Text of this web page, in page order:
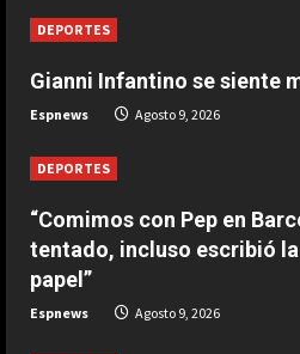
Leo Messi
DEPORTES
Gianni Infantino se siente
Espnews Agosto 9, 2026
DEPORTES
“Comimos con Pep en
tentado, incluso escribió
papel”
Espnews Agosto 9, 2026